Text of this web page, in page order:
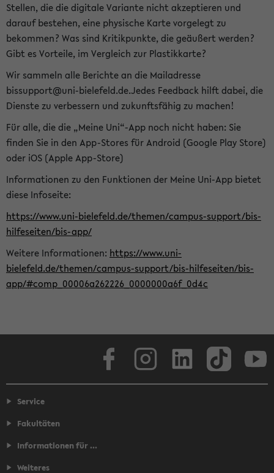
Stellen, die die digitale Variante nicht akzeptieren und
darauf bestehen, eine physische Karte vorgelegt zu
bekommen? Was sind Kritikpunkte, die geäußert werden?
Gibt es Vorteile, im Vergleich zur Plastikkarte?
Wir sammeln alle Berichte an die Mailadresse
bissupport@uni-bielefeld.de.Jedes Feedback hilft dabei, die
Dienste zu verbessern und zukunftsfähig zu machen!
Für alle, die die „Meine Uni“-App noch nicht haben: Sie
finden Sie in den App-Stores für Android (Google Play Store)
oder iOS (Apple App-Store)
Informationen zu den Funktionen der Meine Uni-App bietet
diese Infoseite:
https://www.uni-bielefeld.de/themen/campus-support/bis-
hilfeseiten/bis-app/
Weitere Informationen: https://www.uni-
bielefeld.de/themen/campus-support/bis-hilfeseiten/bis-
app/#comp_00006a262226_0000000a6f_0d4c
Service
Fakultäten
Informationen für ...
Weiteres